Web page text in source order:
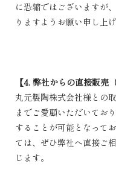
に恐縮ではございますが
りますようお願い申し上げ
【4. 弊社からの直接販売
丸元製陶株式会社様との
までご愛顧いただいてお
することが可能となって
ては、ぜひ弊社へ直接ご
じます。